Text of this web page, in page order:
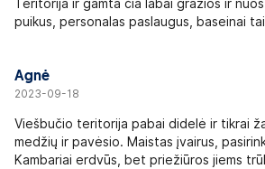
Teritorija ir gamta čia labai gražios ir
puikus, personalas paslaugus, baseinai
Agnė
2023-09-18
Viešbučio teritorija pabai didelė ir tikrai
medžių ir pavėsio. Maistas įvairus,
Kambariai erdvūs, bet priežiūros jiems